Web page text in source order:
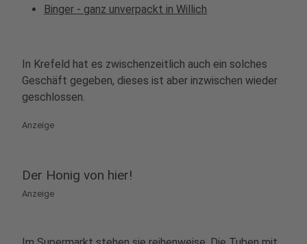
Binger - ganz unverpackt in Willich
In Krefeld hat es zwischenzeitlich auch ein solches
Geschäft gegeben, dieses ist aber inzwischen wieder
geschlossen.
Anzeige
Der Honig von hier!
Anzeige